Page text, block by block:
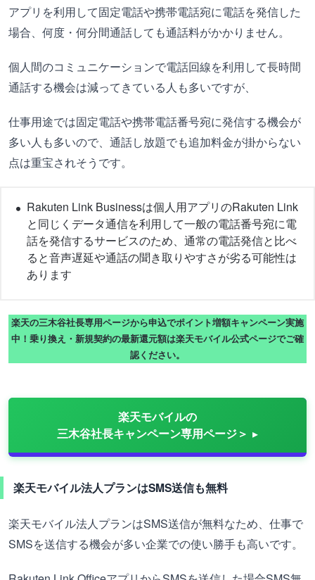
アプリを利用して固定電話や携帯電話宛に電話を発信した
場合、何度・何分間通話しても通話料がかかりません。
個人間のコミュニケーションで電話回線を利用して長時間
通話する機会は減ってきている人も多いですが、
仕事用途では固定電話や携帯電話番号宛に発信する機会が
多い人も多いので、通話し放題でも追加料金が掛からない
点は重宝されそうです。
Rakuten Link Businessは個人用アプリのRakuten Link
と同じくデータ通信を利用して一般の電話番号宛に電
話を発信するサービスのため、通常の電話発信と比べ
ると音声遅延や通話の聞き取りやすさが劣る可能性は
あります
楽天の三木谷社長専用ページから申込でポイント増額キャンペーン実施
中！乗り換え・新規契約の最新還元額は楽天モバイル公式ページでご確
認ください。
楽天モバイルの
三木谷社長キャンペーン専用ページ＞
楽天モバイル法人プランはSMS送信も無料
楽天モバイル法人プランはSMS送信が無料なため、仕事で
SMSを送信する機会が多い企業での使い勝手も高いです。